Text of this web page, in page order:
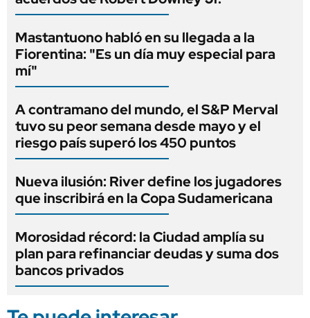
Mastantuono habló en su llegada a la
Fiorentina: "Es un día muy especial para
mí"
A contramano del mundo, el S&P Merval
tuvo su peor semana desde mayo y el
riesgo país superó los 450 puntos
Nueva ilusión: River define los jugadores
que inscribirá en la Copa Sudamericana
Morosidad récord: la Ciudad amplía su
plan para refinanciar deudas y suma dos
bancos privados